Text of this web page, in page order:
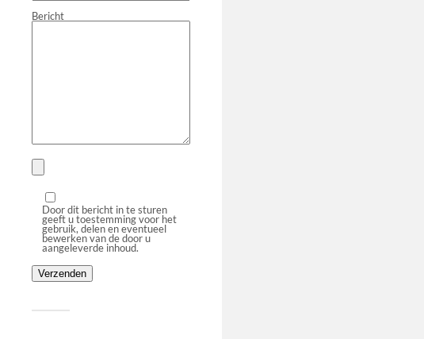
Bericht
Door dit bericht in te sturen
geeft u toestemming voor het
gebruik, delen en eventueel
bewerken van de door u
aangeleverde inhoud.